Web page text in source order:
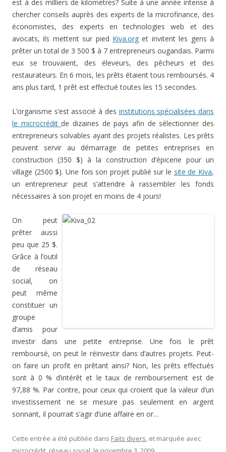
est à des milliers de kilomètres? Suite à une année intense à
chercher conseils auprès des experts de la microfinance, des
économistes, des experts en technologies web et des
avocats, ils mettent sur pied Kiva.org et invitent les gens à
prêter un total de 3 500 $ à 7 entrepreneurs ougandais. Parmi
eux se trouvaient, des éleveurs, des pêcheurs et des
restaurateurs. En 6 mois, les prêts étaient tous remboursés. 4
ans plus tard, 1 prêt est effectué toutes les 15 secondes.
L’organisme s’est associé à des institutions spécialisées dans
le microcrédit de dizaines de pays afin de sélectionner des
entrepreneurs solvables ayant des projets réalistes. Les prêts
peuvent servir au démarrage de petites entreprises en
construction (350 $) à la construction d’épicerie pour un
village (2500 $). Une fois son projet publié sur le site de Kiva,
un entrepreneur peut s’attendre à rassembler les fonds
nécessaires à son projet en moins de 4 jours!
On peut
prêter aussi
peu que 25 $.
Grâce à l’outil
de réseau
social, on
peut même
constituer un
groupe
d’amis pour
investir dans une petite entreprise. Une fois le prêt
remboursé, on peut le réinvestir dans d’autres projets. Peut-
on faire un profit en prêtant ainsi? Non, les prêts effectués
sont à 0 % d’intérêt et le taux de remboursement est de
97,88 %. Par contre, pour ceux qui croient que la valeur d’un
investissement ne se mesure pas seulement en argent
sonnant, il pourrait s’agir d’une affaire en or…
Cette entrée a été publiée dans Faits divers, et marquée avec